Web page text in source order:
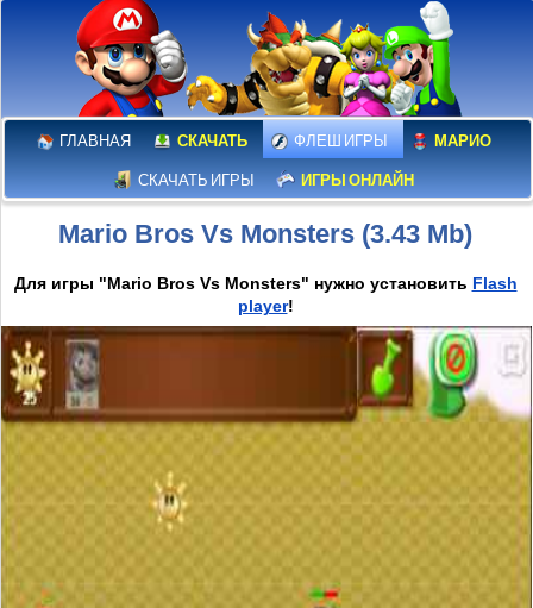
ГЛАВНАЯ СКАЧАТЬ ФЛЕШ ИГРЫ МАРИО
СКАЧАТЬ ИГРЫ ИГРЫ ОНЛАЙН
Mario Bros Vs Monsters (3.43 Mb)
Для игры "Mario Bros Vs Monsters" нужно установить Flash
player!